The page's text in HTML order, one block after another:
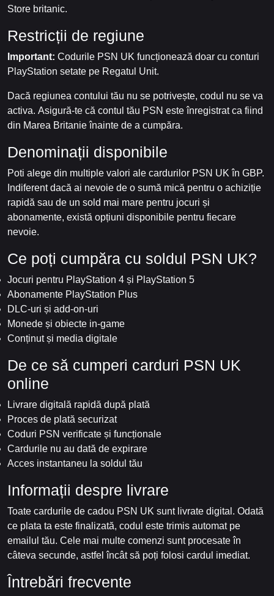
Store britanic.
Restricții de regiune
Important: Codurile PSN UK funcționează doar cu conturi
PlayStation setate pe Regatul Unit.
Dacă regiunea contului tău nu se potrivește, codul nu se va
activa. Asigură-te că contul tău PSN este înregistrat ca fiind
din Marea Britanie înainte de a cumpăra.
Denominații disponibile
Poti alege din multiple valori ale cardurilor PSN UK în GBP.
Indiferent dacă ai nevoie de o sumă mică pentru o achiziție
rapidă sau de un sold mai mare pentru jocuri și
abonamente, există opțiuni disponibile pentru fiecare
nevoie.
Ce poți cumpăra cu soldul PSN UK?
Jocuri pentru PlayStation 4 și PlayStation 5
Abonamente PlayStation Plus
DLC-uri și add-on-uri
Monede și obiecte in-game
Conținut și media digitale
De ce să cumperi carduri PSN UK
online
Livrare digitală rapidă după plată
Proces de plată securizat
Coduri PSN verificate și funcționale
Cardurile nu au dată de expirare
Acces instantaneu la soldul tău
Informații despre livrare
Toate cardurile de cadou PSN UK sunt livrate digital. Odată
ce plata ta este finalizată, codul este trimis automat pe
emailul tău. Cele mai multe comenzi sunt procesate în
câteva secunde, astfel încât să poți folosi cardul imediat.
Întrebări frecvente